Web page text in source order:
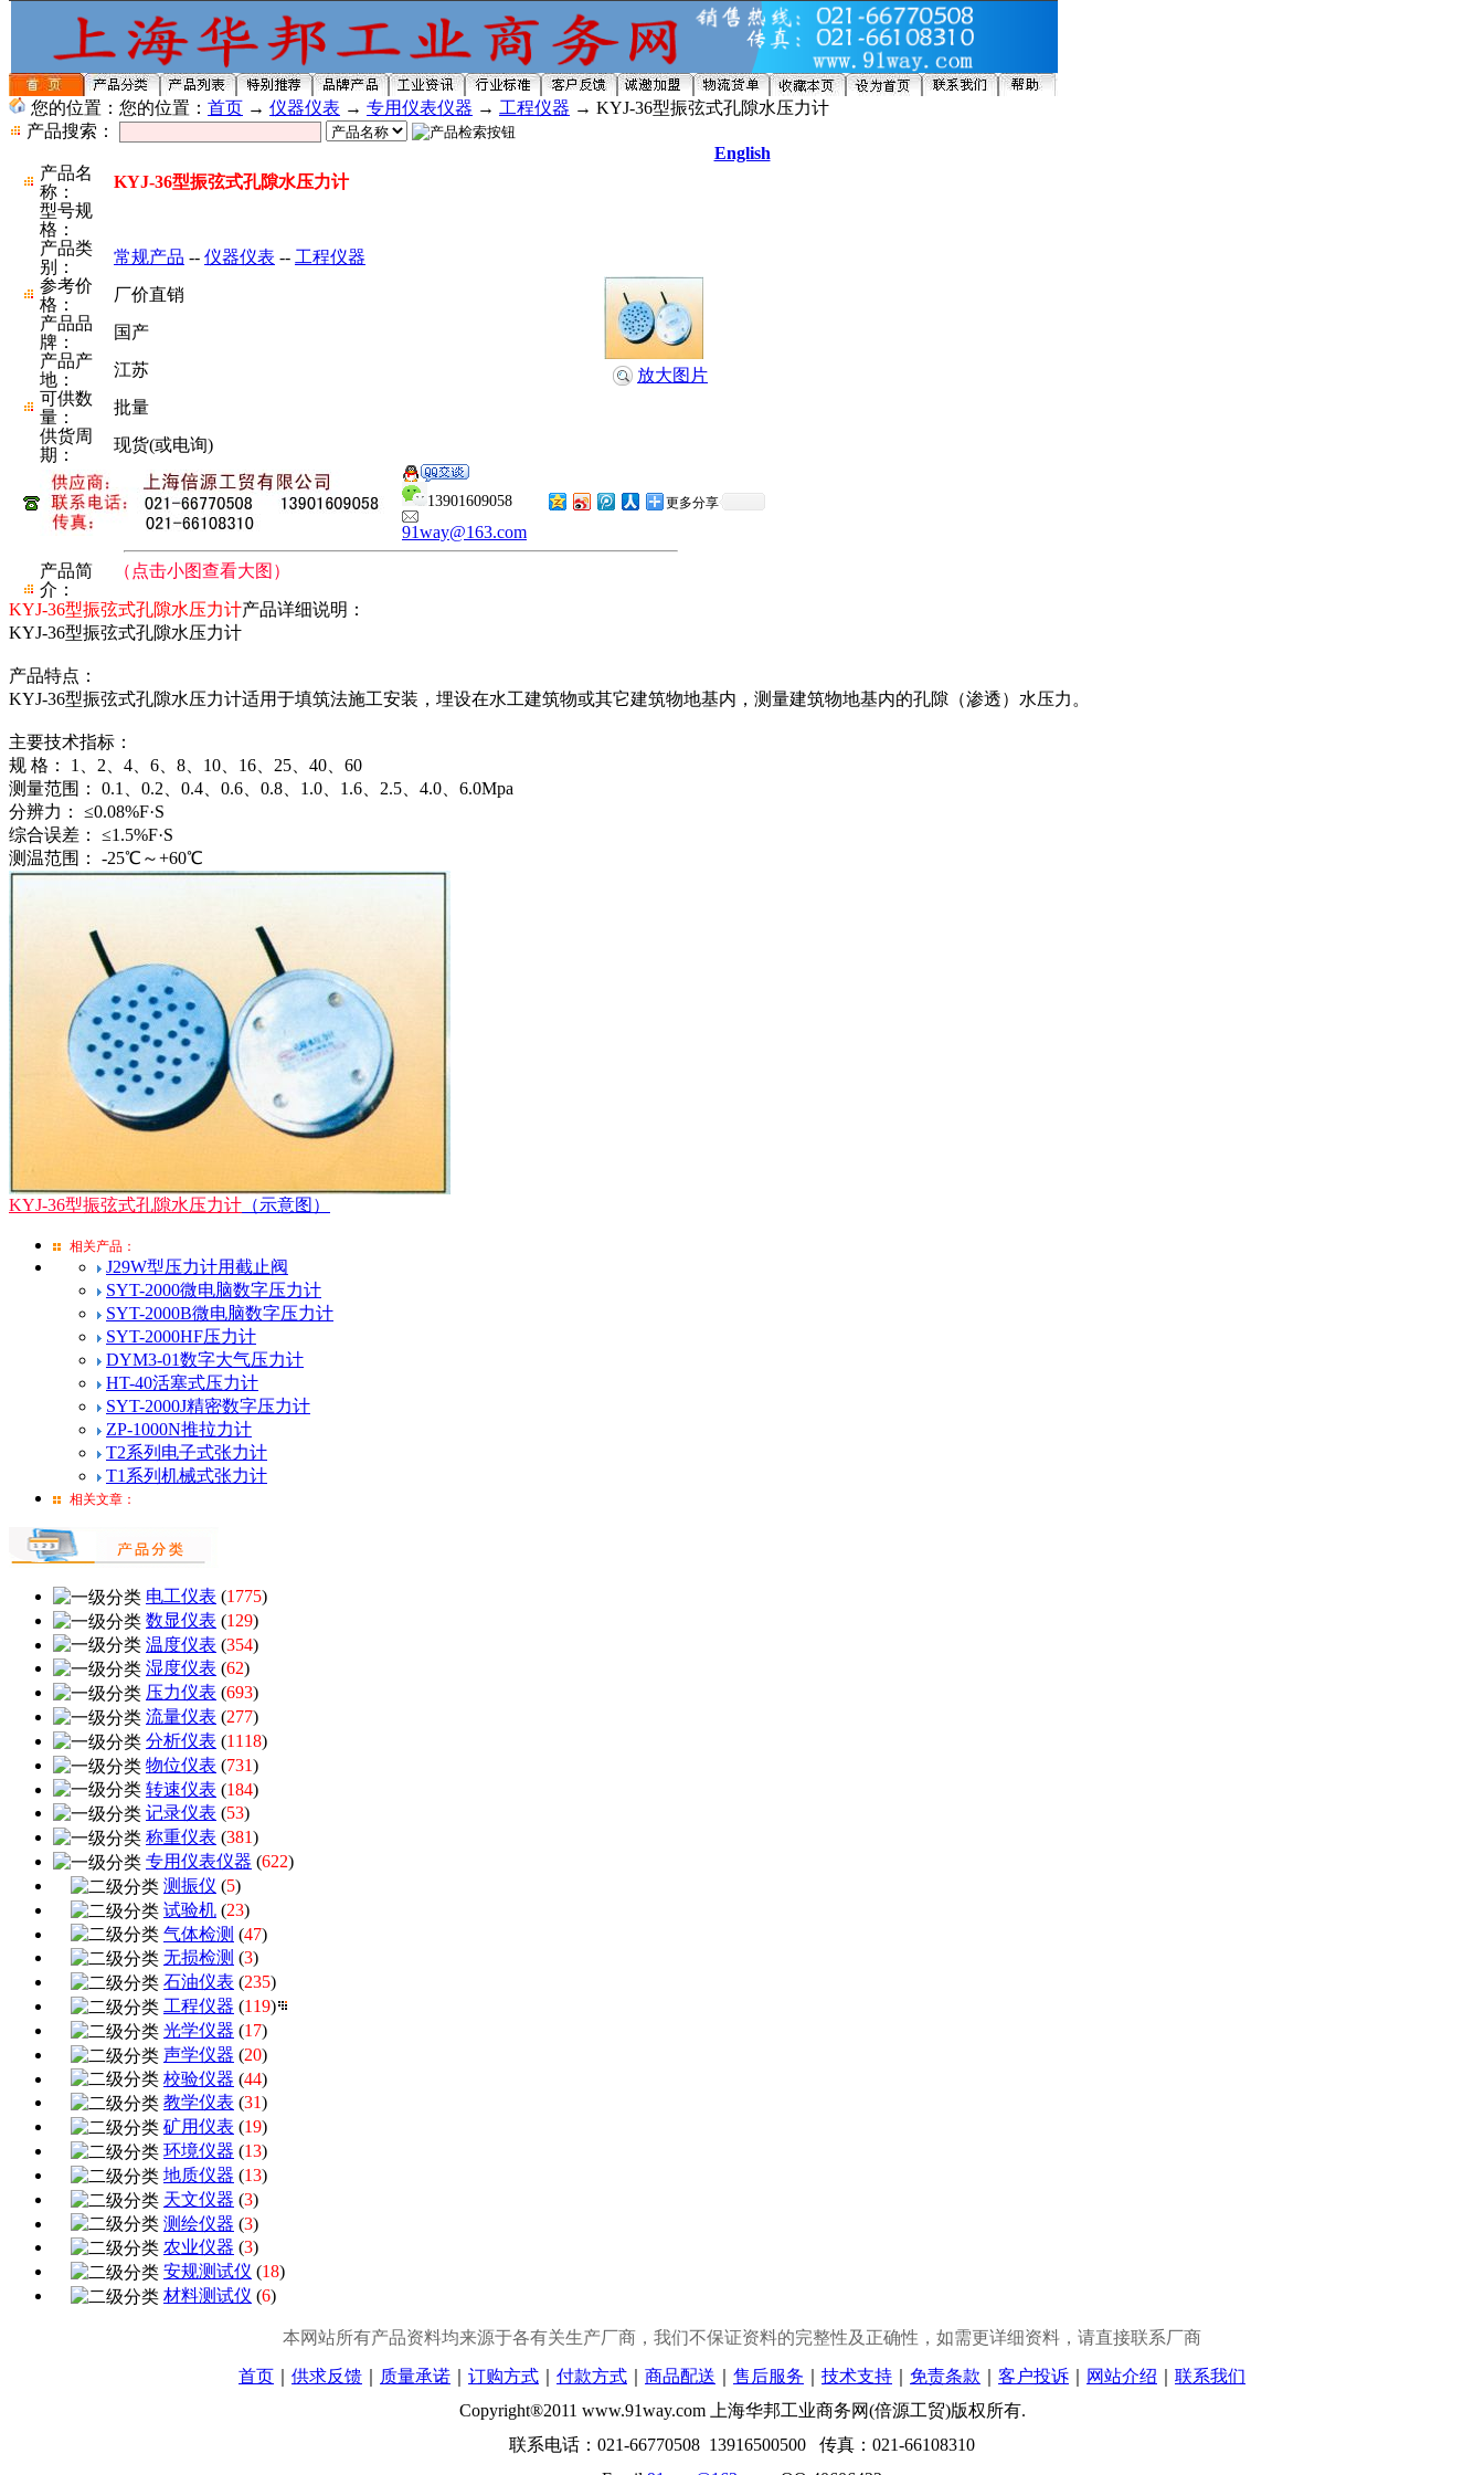
您的位置：您的位置： 首页 → 仪器仪表 → 专用仪表仪器 → 工程仪器 → KYJ-36型振弦式孔隙水压力计
产品搜索：
English
产品名
称：
KYJ-36型振弦式孔隙水压力计
型号规
格：
放大图片
产品类
别：
常规产品 -- 仪器仪表 -- 工程仪器
参考价
格：
厂价直销
产品品
牌：
国产
产品产
地：
江苏
可供数
量：
批量
供货周
期：
现货(或电询)
13901609058
91way@163.com
更多分享
产品简
介：
（点击小图查看大图）
KYJ-36型振弦式孔隙水压力计产品详细说明：
KYJ-36型振弦式孔隙水压力计
产品特点：
KYJ-36型振弦式孔隙水压力计适用于填筑法施工安装，埋设在水工建筑物或其它建筑物地基内，测量建筑物地基内的孔隙（渗透）水压力。
主要技术指标：
规 格： 1、2、4、6、8、10、16、25、40、60
测量范围： 0.1、0.2、0.4、0.6、0.8、1.0、1.6、2.5、4.0、6.0Mpa
分辨力： ≤0.08%F·S
综合误差： ≤1.5%F·S
测温范围： -25℃～+60℃
KYJ-36型振弦式孔隙水压力计 （示意图）
相关产品：
J29W型压力计用截止阀
SYT-2000微电脑数字压力计
SYT-2000B微电脑数字压力计
SYT-2000HF压力计
DYM3-01数字大气压力计
HT-40活塞式压力计
SYT-2000J精密数字压力计
ZP-1000N推拉力计
T2系列电子式张力计
T1系列机械式张力计
相关文章：
电工仪表 (1775)
数显仪表 (129)
温度仪表 (354)
湿度仪表 (62)
压力仪表 (693)
流量仪表 (277)
分析仪表 (1118)
物位仪表 (731)
转速仪表 (184)
记录仪表 (53)
称重仪表 (381)
专用仪表仪器 (622)
测振仪 (5)
试验机 (23)
气体检测 (47)
无损检测 (3)
石油仪表 (235)
工程仪器 (119)
光学仪器 (17)
声学仪器 (20)
校验仪器 (44)
教学仪表 (31)
矿用仪表 (19)
环境仪器 (13)
地质仪器 (13)
天文仪器 (3)
测绘仪器 (3)
农业仪器 (3)
安规测试仪 (18)
材料测试仪 (6)
本网站所有产品资料均来源于各有关生产厂商，我们不保证资料的完整性及正确性，如需更详细资料，请直接联系厂商
首页 供求反馈 质量承诺 订购方式 付款方式 商品配送 售后服务 技术支持 免责条款 客户投诉 网站介绍
联系我们
Copyright®2011 www.91way.com 上海华邦工业商务网(倍源工贸)版权所有.
联系电话：021-66770508 13916500500 传真：021-66108310